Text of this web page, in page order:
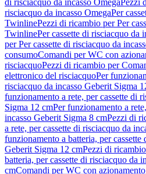
di risciacquo da incasso OmegaPezzi
risciacquo da incasso OmegaPer
TwinlinePezzi di ricambio per Per
TwinlinePer cassette di risciacquo da
per Per cassette di risciacquo da
consumoComandi per WC con
risciacquoPezzi di ricambio per
elettronico del risciacquoPer
risciacquo da incasso Geberit Sigma
funzionamento a rete, per cassette di
Sigma 12 cmPer funzionamento a
incasso Geberit Sigma 8 cmPezzi di
a rete, per cassette di risciacquo da
funzionamento a batteria, per cassette
Geberit Sigma 12 cmPezzi di
batteria, per cassette di risciacquo da
cmComandi per WC con